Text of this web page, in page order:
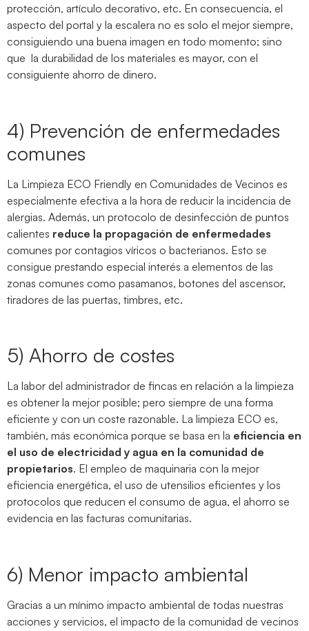
protección, artículo decorativo, etc. En consecuencia, el
aspecto del portal y la escalera no es solo el mejor siempre,
consiguiendo una buena imagen en todo momento; sino
que la durabilidad de los materiales es mayor, con el
consiguiente ahorro de dinero.
4) Prevención de enfermedades
comunes
La Limpieza ECO Friendly en Comunidades de Vecinos es
especialmente efectiva a la hora de reducir la incidencia de
alergias. Además, un protocolo de desinfección de puntos
calientes reduce la propagación de enfermedades
comunes por contagios víricos o bacterianos. Esto se
consigue prestando especial interés a elementos de las
zonas comunes como pasamanos, botones del ascensor,
tiradores de las puertas, timbres, etc.
5) Ahorro de costes
La labor del administrador de fincas en relación a la limpieza
es obtener la mejor posible; pero siempre de una forma
eficiente y con un coste razonable. La limpieza ECO es,
también, más económica porque se basa en la eficiencia en
el uso de electricidad y agua en la comunidad de
propietarios. El empleo de maquinaria con la mejor
eficiencia energética, el uso de utensilios eficientes y los
protocolos que reducen el consumo de agua, el ahorro se
evidencia en las facturas comunitarias.
6) Menor impacto ambiental
Gracias a un mínimo impacto ambiental de todas nuestras
acciones y servicios, el impacto de la comunidad de vecinos